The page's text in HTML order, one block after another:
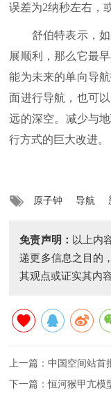
误差为2纳秒左右，
舒伯特表示，如
展顺利，那么它最
能为未来的单向导
面进行导航，也可
远的深空。减少与
行方式的巨大改进。
原子钟 导航
免责声明： 以上内
递更多信息之目的
其观点或证实其内
上一篇：中国空间站首
下一篇：恒河猴甲亢模